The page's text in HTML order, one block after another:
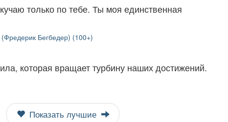
только по тебе. Ты моя единственная
(Фредерик Бегбедер) (100+)
которая вращает турбину наших достижений.
Показать лучшие